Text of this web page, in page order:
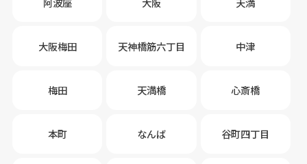
大阪梅田 天神橋筋六丁目 中津
梅田 天満橋 心斎橋
本町 なんば 谷町四丁目